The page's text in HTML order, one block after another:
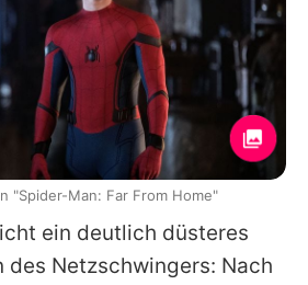
ein deutlich düsteres
des Netzschwingers: Nach
"Spider-Man: Far From Home"